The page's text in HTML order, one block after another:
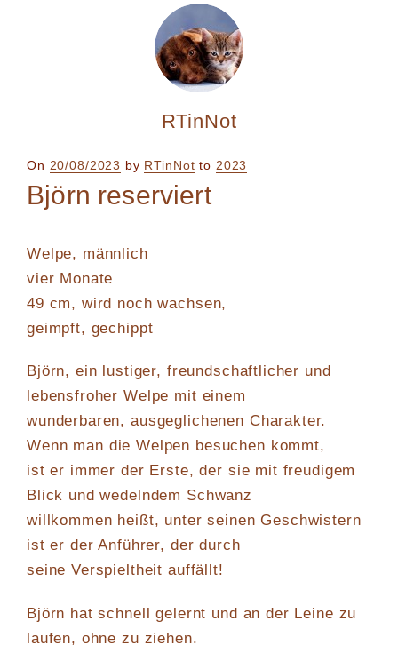
RTinNot
On Posted
on
20/08/2023 by RTinNot to 2023
Björn reserviert
Welpe, männlich
vier Monate
49 cm, wird noch wachsen,
geimpft, gechippt
Björn, ein lustiger, freundschaftlicher und
lebensfroher Welpe mit einem
wunderbaren, ausgeglichenen Charakter.
Wenn man die Welpen besuchen kommt,
ist er immer der Erste, der sie mit freudigem
Blick und wedelndem Schwanz
willkommen heißt, unter seinen Geschwistern
ist er der Anführer, der durch
seine Verspieltheit auffällt!
Björn hat schnell gelernt und an der Leine zu
laufen, ohne zu ziehen.